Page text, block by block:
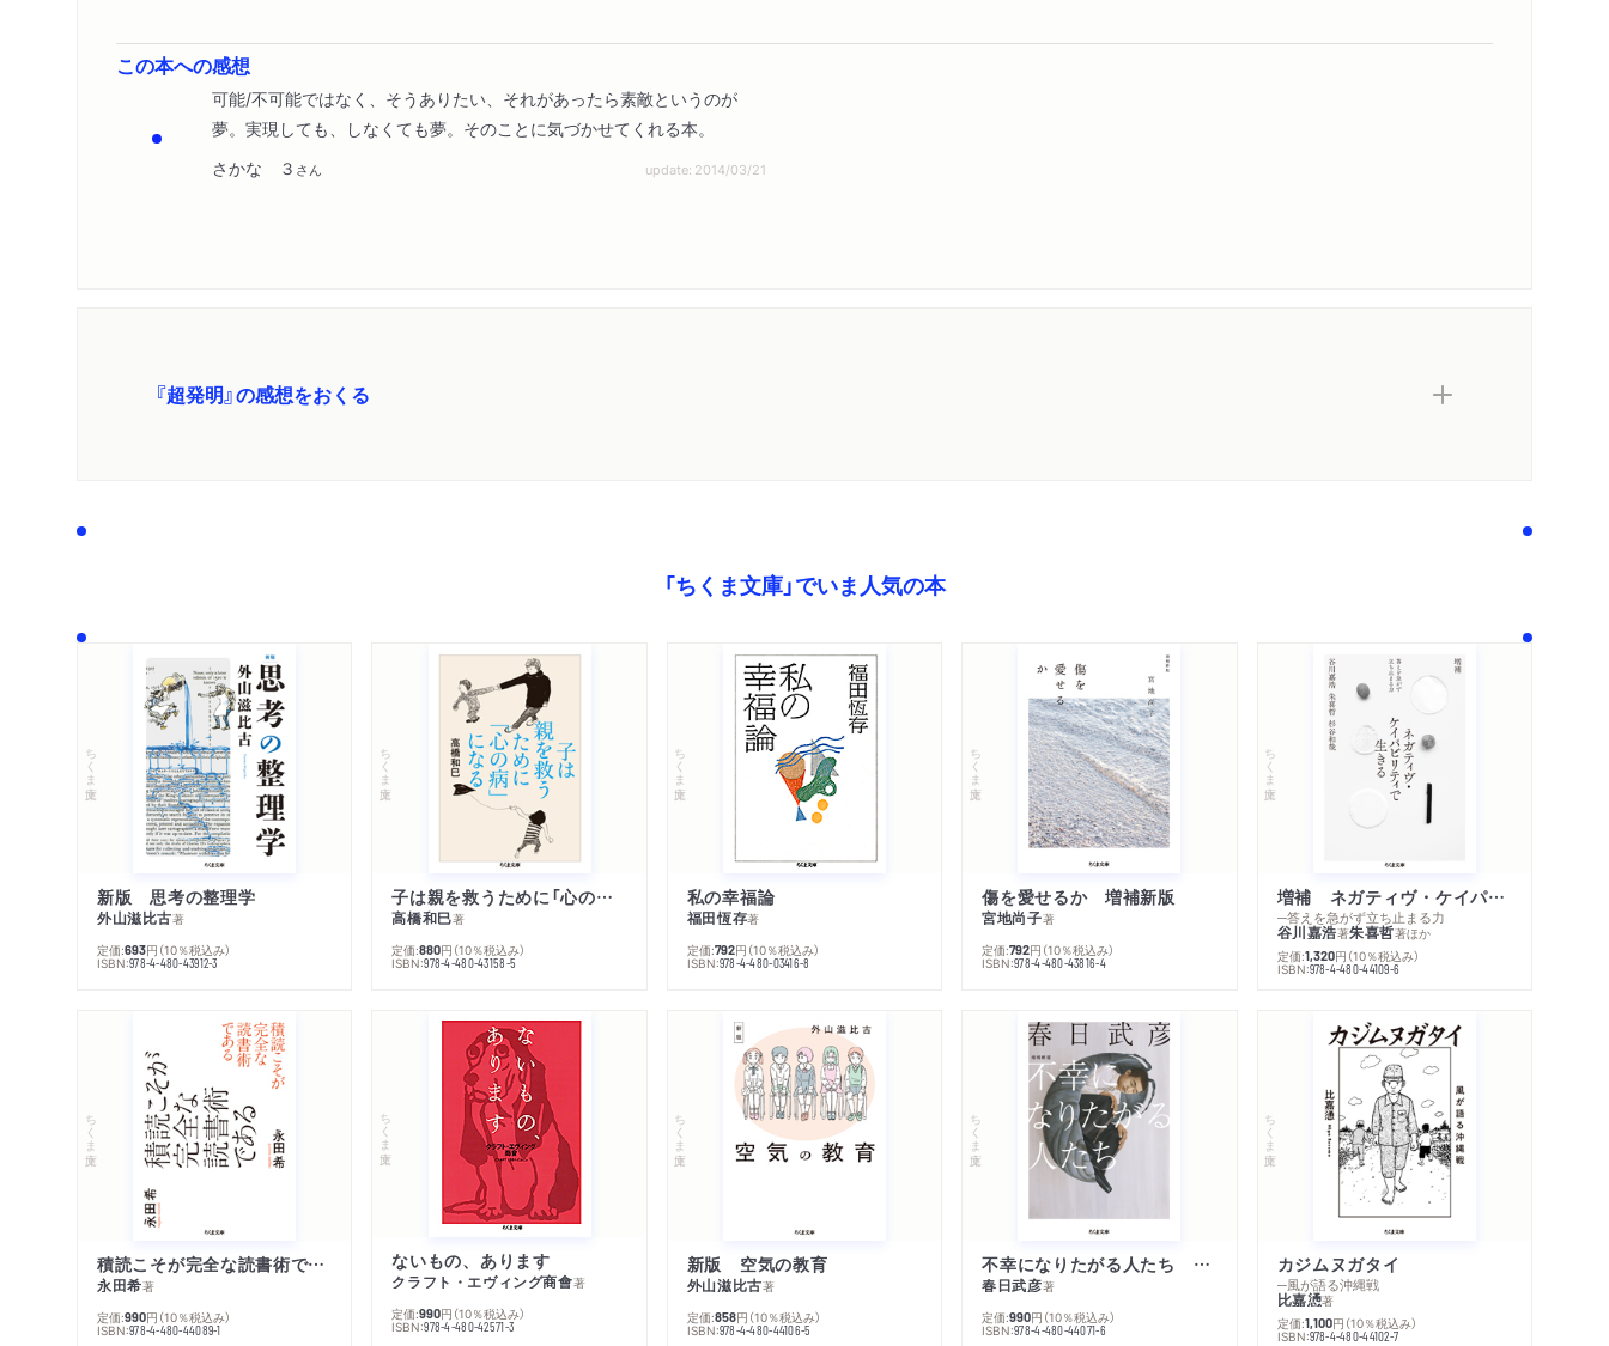
この本への感想
可能/不可能ではなく、そうありたい、それがあったら素敵というのが
夢。実現しても、しなくても夢。そのことに気づかせてくれる本。
さかな ３ さん update: 2014/03/21
『超発明』の感想をおくる
「ちくま文庫」でいま人気の本
ちくま文庫
新版 思考の整理学
外山滋比古著
定価:693円 （10％税込み）
ISBN:978-4-480-43912-3
ちくま文庫
子は親を救うために「心の病」になる
高橋和巳著
定価:880円 （10％税込み）
ISBN:978-4-480-43158-5
ちくま文庫
私の幸福論
福田恆存著
定価:792円 （10％税込み）
ISBN:978-4-480-03416-8
ちくま文庫
傷を愛せるか 増補新版
宮地尚子著
定価:792円 （10％税込み）
ISBN:978-4-480-43816-4
ちくま文庫
増補 ネガティヴ・ケイパビリティで生きる
─答えを急がず立ち止まる力
谷川嘉浩著朱喜哲著ほか
定価:1,320円 （10％税込み）
ISBN:978-4-480-44109-6
ちくま文庫
積読こそが完全な読書術である
永田希著
定価:990円 （10％税込み）
ISBN:978-4-480-44089-1
ちくま文庫
ないもの、あります
クラフト・エヴィング商會著
定価:990円 （10％税込み）
ISBN:978-4-480-42571-3
ちくま文庫
新版 空気の教育
外山滋比古著
定価:858円 （10％税込み）
ISBN:978-4-480-44106-5
ちくま文庫
不幸になりたがる人たち 増補新版
春日武彦著
定価:990円 （10％税込み）
ISBN:978-4-480-44071-6
ちくま文庫
カジムヌガタイ
─風が語る沖縄戦
比嘉慂著
定価:1,100円 （10％税込み）
ISBN:978-4-480-44102-7